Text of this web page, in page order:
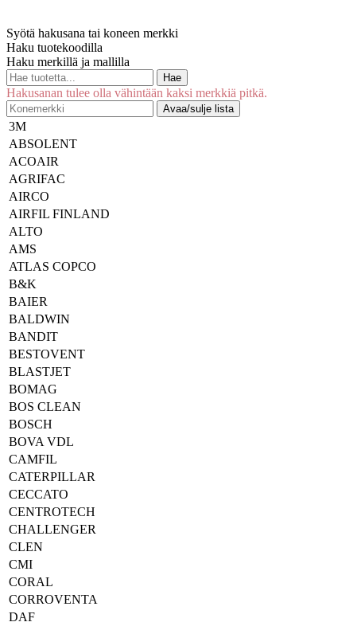
Syötä hakusana tai koneen merkki
Haku tuotekoodilla
Haku merkillä ja mallilla
Hae
Hakusanan tulee olla vähintään kaksi merkkiä pitkä.
Avaa/sulje lista
3M
ABSOLENT
ACOAIR
AGRIFAC
AIRCO
AIRFIL FINLAND
ALTO
AMS
ATLAS COPCO
B&K
BAIER
BALDWIN
BANDIT
BESTOVENT
BLASTJET
BOMAG
BOS CLEAN
BOSCH
BOVA VDL
CAMFIL
CATERPILLAR
CECCATO
CENTROTECH
CHALLENGER
CLEN
CMI
CORAL
CORROVENTA
DAF